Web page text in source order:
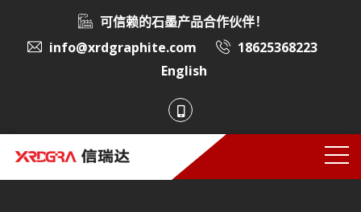
可信赖的石墨产品合作伙伴！
info@xrdgraphite.com
18625368223
English